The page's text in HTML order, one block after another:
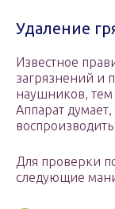
Удаление
Известное
загрязнений и
наушников, тем
Аппарат
Для проверки
следующие